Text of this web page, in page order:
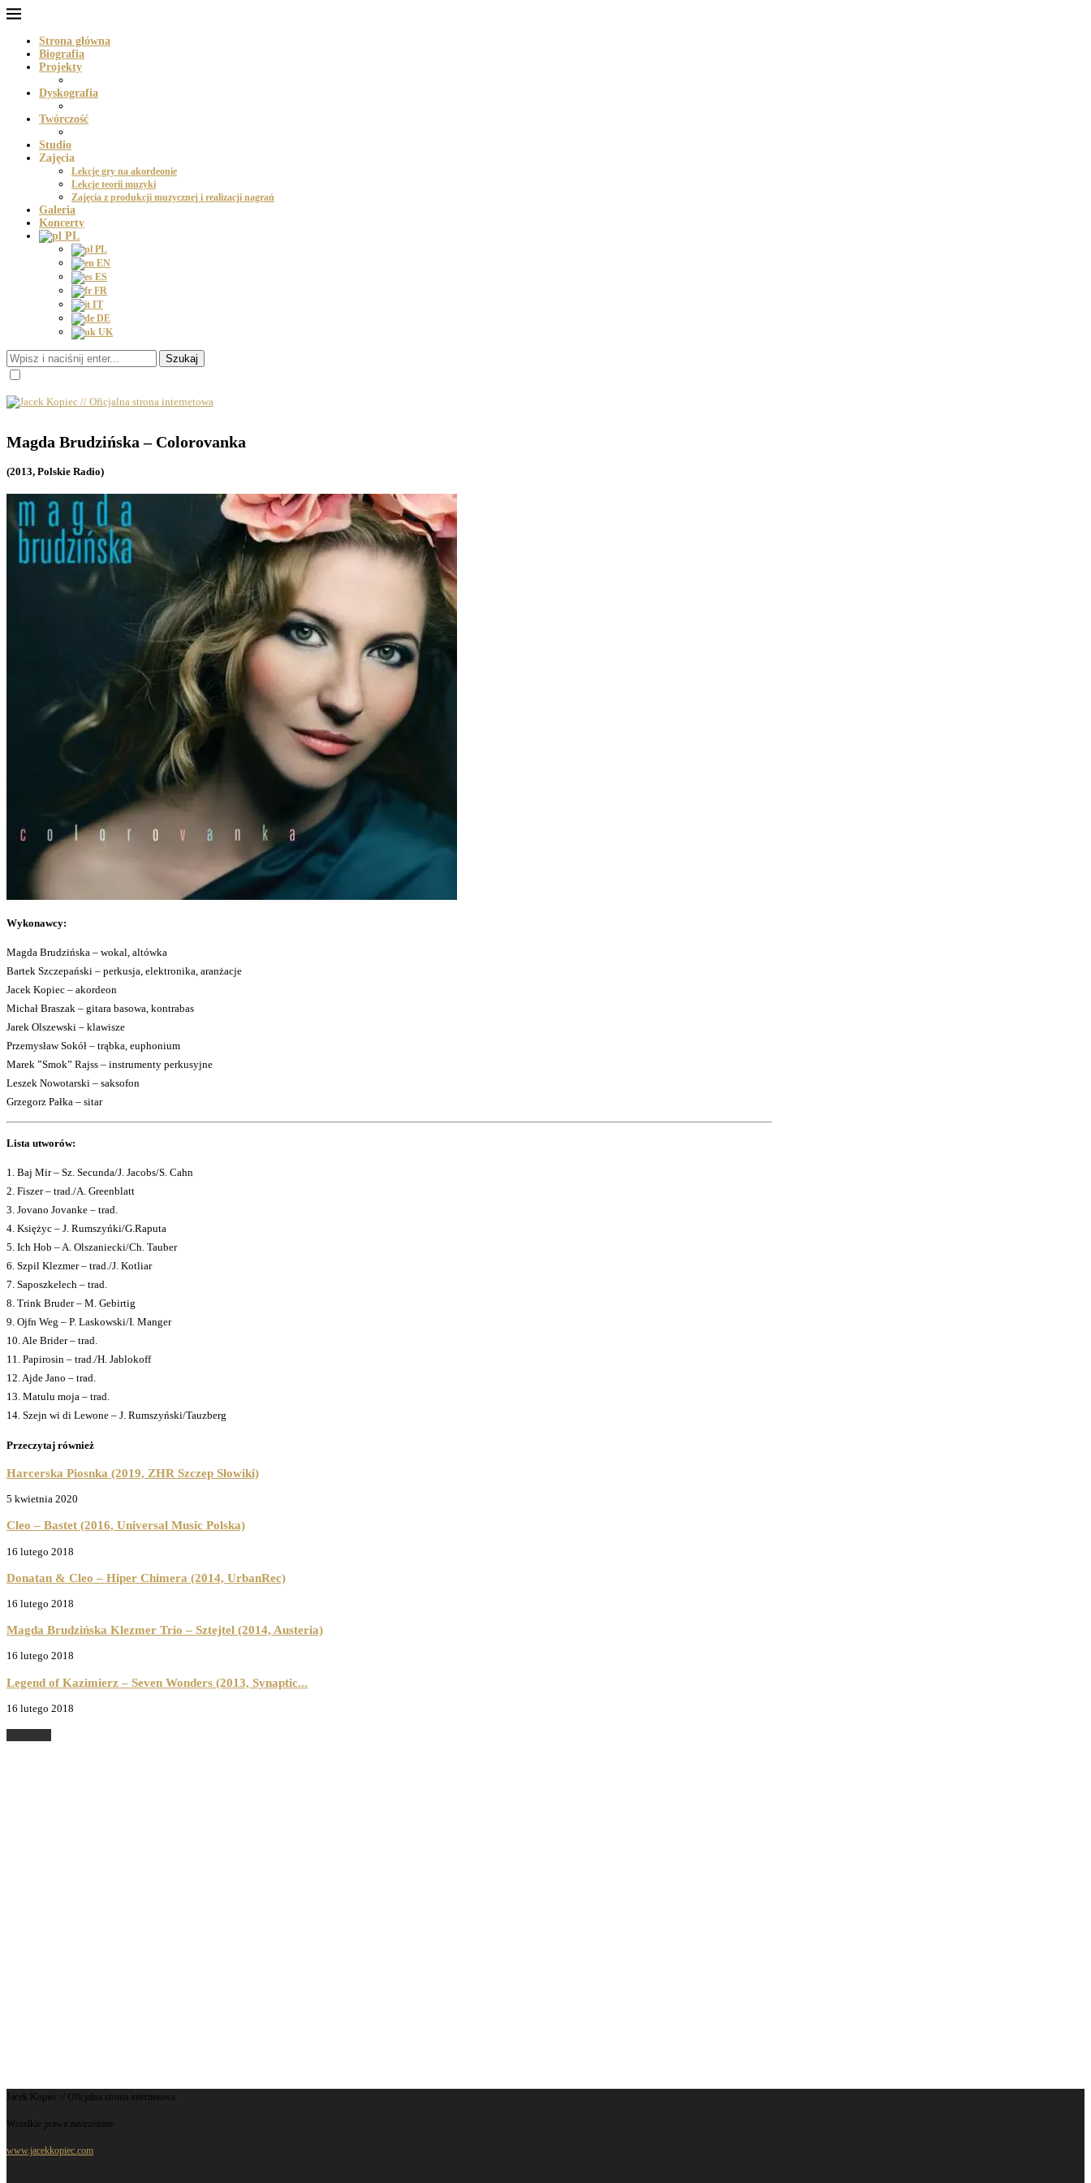
Strona główna
Biografia
Projekty
Dyskografia
Twórczość
Studio
Zajęcia
Lekcje gry na akordeonie
Lekcje teorii muzyki
Zajęcia z produkcji muzycznej i realizacji nagrań
Galeria
Koncerty
PL
PL
EN
ES
FR
IT
DE
UK
Szukaj
Magda Brudzińska – Colorovanka
(2013, Polskie Radio)
Wykonawcy:
Magda Brudzińska – wokal, altówka
Bartek Szczepański – perkusja, elektronika, aranżacje
Jacek Kopiec – akordeon
Michał Braszak – gitara basowa, kontrabas
Jarek Olszewski – klawisze
Przemysław Sokół – trąbka, euphonium
Marek ”Smok” Rajss – instrumenty perkusyjne
Leszek Nowotarski – saksofon
Grzegorz Pałka – sitar
Lista utworów:
1. Baj Mir – Sz. Secunda/J. Jacobs/S. Cahn
2. Fiszer – trad./A. Greenblatt
3. Jovano Jovanke – trad.
4. Księżyc – J. Rumszyńki/G.Raputa
5. Ich Hob – A. Olszaniecki/Ch. Tauber
6. Szpil Klezmer – trad./J. Kotliar
7. Saposzkelech – trad.
8. Trink Bruder – M. Gebirtig
9. Ojfn Weg – P. Laskowski/I. Manger
10. Ale Brider – trad.
11. Papirosin – trad./H. Jablokoff
12. Ajde Jano – trad.
13. Matulu moja – trad.
14. Szejn wi di Lewone – J. Rumszyński/Tauzberg
Przeczytaj również
Harcerska Piosnka (2019, ZHR Szczep Słowiki)
5 kwietnia 2020
Cleo – Bastet (2016, Universal Music Polska)
16 lutego 2018
Donatan & Cleo – Hiper Chimera (2014, UrbanRec)
16 lutego 2018
Magda Brudzińska Klezmer Trio – Sztejtel (2014, Austeria)
16 lutego 2018
Legend of Kazimierz – Seven Wonders (2013, Synaptic...
16 lutego 2018
Jacek Kopiec // Oficjalna strona internetowa
Wszelkie prawa zastrzeżone
www.jacekkopiec.com